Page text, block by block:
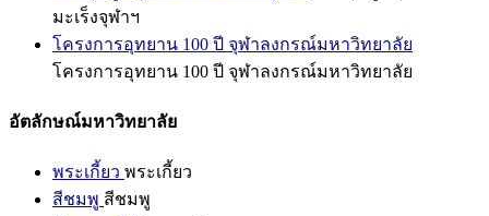
มะเร็งจุฬาฯ
โครงการอุทยาน 100 ปี จุฬาลงกรณ์มหาวิทยาลัย
โครงการอุทยาน 100 ปี จุฬาลงกรณ์มหาวิทยาลัย
อัตลักษณ์มหาวิทยาลัย
พระเกี้ยว พระเกี้ยว
สีชมพู สีชมพู